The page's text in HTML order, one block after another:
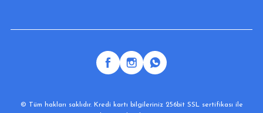
© Tüm hakları saklıdır. Kredi kartı bilgileriniz 256bit SSL sertifikası ile